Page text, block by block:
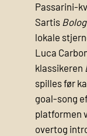
Passarini-
Sartis
lokale
Luca
klassikeren
spilles før
goal-song
platformen
overtog